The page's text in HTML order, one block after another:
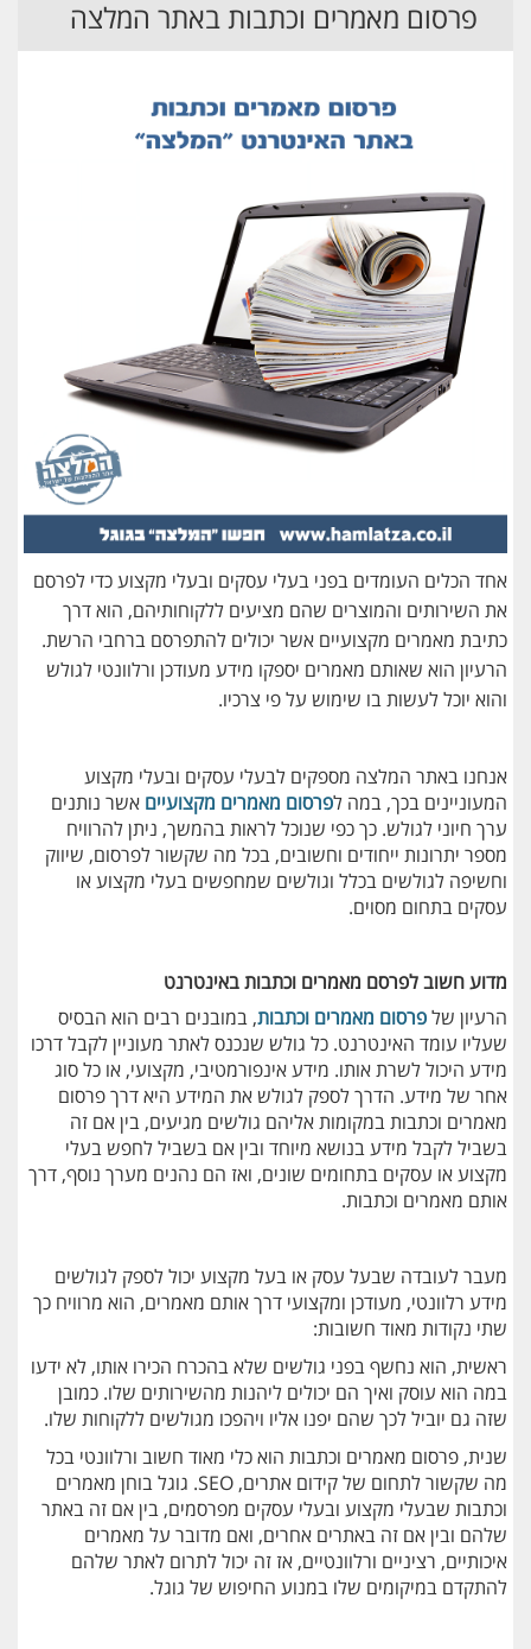
פרסום מאמרים וכתבות באתר המלצה
אחד הכלים העומדים בפני בעלי עסקים ובעלי מקצוע כדי לפרסם
את השירותים והמוצרים שהם מציעים ללקוחותיהם, הוא דרך
כתיבת מאמרים מקצועיים אשר יכולים להתפרסם ברחבי הרשת.
הרעיון הוא שאותם מאמרים יספקו מידע מעודכן ורלוונטי לגולש
והוא יוכל לעשות בו שימוש על פי צרכיו.
אנחנו באתר המלצה מספקים לבעלי עסקים ובעלי מקצוע
המעוניינים בכך, במה לפרסום מאמרים מקצועיים אשר נותנים
ערך חיוני לגולש. כך כפי שנוכל לראות בהמשך, ניתן להרוויח
מספר יתרונות ייחודים וחשובים, בכל מה שקשור לפרסום, שיווק
וחשיפה לגולשים בכלל וגולשים שמחפשים בעלי מקצוע או
עסקים בתחום מסוים.
מדוע חשוב לפרסם מאמרים וכתבות באינטרנט
הרעיון שלפרסום מאמרים וכתבות, במובנים רבים הוא הבסיס
שעליו עומד האינטרנט. כל גולש שנכנס לאתר מעוניין לקבל דרכו
מידע היכול לשרת אותו. מידע אינפורמטיבי, מקצועי, או כל סוג
אחר של מידע. הדרך לספק לגולש את המידע היא דרך פרסום
מאמרים וכתבות במקומות אליהם גולשים מגיעים, בין אם זה
בשביל לקבל מידע בנושא מיוחד ובין אם בשביל לחפש בעלי
מקצוע או עסקים בתחומים שונים, ואז הם נהנים מערך נוסף, דרך
אותם מאמרים וכתבות.
מעבר לעובדה שבעל עסק או בעל מקצוע יכול לספק לגולשים
מידע רלוונטי, מעודכן ומקצועי דרך אותם מאמרים, הוא מרוויח כך
שתי נקודות מאוד חשובות:
ראשית, הוא נחשף בפני גולשים שלא בהכרח הכירו אותו, לא ידעו
במה הוא עוסק ואיך הם יכולים ליהנות מהשירותים שלו. כמובן
שזה גם יוביל לכך שהם יפנו אליו ויהפכו מגולשים ללקוחות שלו.
שנית, פרסום מאמרים וכתבות הוא כלי מאוד חשוב ורלוונטי בכל
מה שקשור לתחום של קידום אתרים, SEO. גוגל בוחן מאמרים
וכתבות שבעלי מקצוע ובעלי עסקים מפרסמים, בין אם זה באתר
שלהם ובין אם זה באתרים אחרים, ואם מדובר על מאמרים
איכותיים, רציניים ורלוונטיים, אז זה יכול לתרום לאתר שלהם
להתקדם במיקומים שלו במנוע החיפוש של גוגל.